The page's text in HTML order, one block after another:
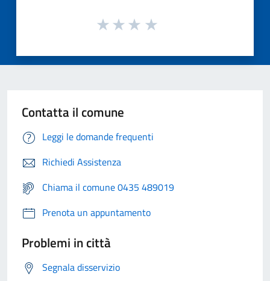
Contatta il comune
Leggi le domande frequenti
Richiedi Assistenza
Chiama il comune 0435 489019
Prenota un appuntamento
Problemi in città
Segnala disservizio